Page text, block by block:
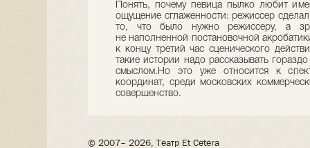
Понять, почему певица пылко любит
ощущение сглаженности: режиссер
то, что было нужно режиссеру, а
не наполненной постановочной
к концу третий час сценического
такие истории надо рассказывать
смыслом.Но это уже относится к
координат, среди московских
совершенство.
© 2007– 2026, Театр Et Cetera